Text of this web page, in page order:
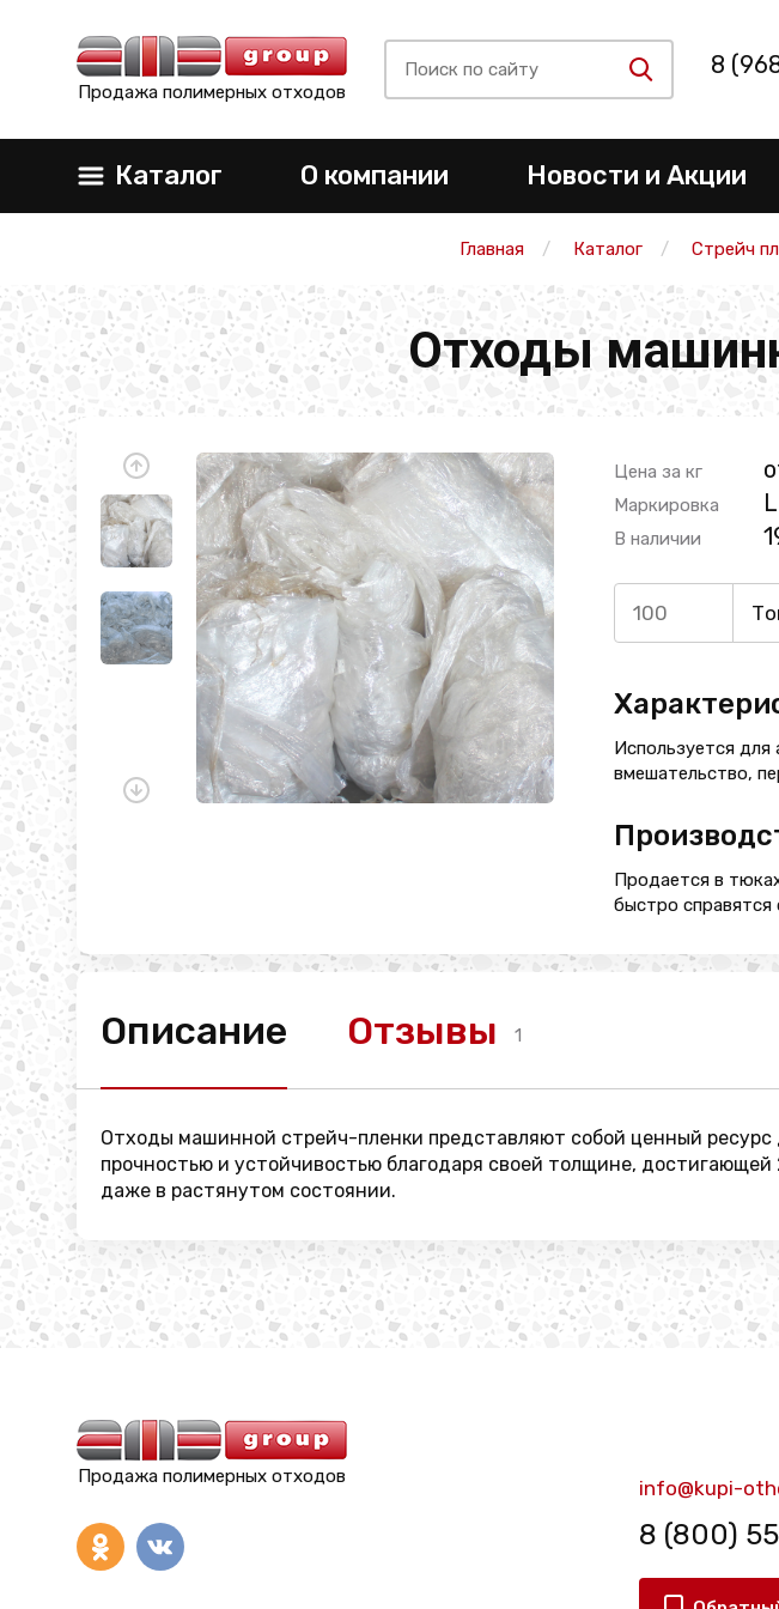
Продажа полимерных отходов
8
Каталог О компании Новости и Акции
Главная Каталог Стрейч
Отходы
Цена за кг
Маркировка
В наличии
Используется
вмешательство,
Продается в
быстро справятся
Описание Отзывы 1
Отходы машинной стрейч-пленки представляют собой ценный ресурс
прочностью и устойчивостью благодаря своей толщине, достигающей
даже в растянутом состоянии.
Продажа полимерных отходов info@kupi-
8 (800)